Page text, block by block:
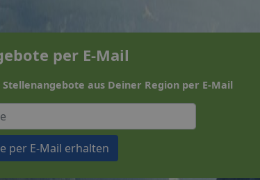
per E-Mail
aus Deiner Region per E-Mail
per E-Mail erhalten